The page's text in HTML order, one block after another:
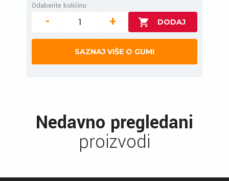
Odaberite količinu
- +
SAZNAJ VIŠE O GUMI
Nedavno pregledani
proizvodi